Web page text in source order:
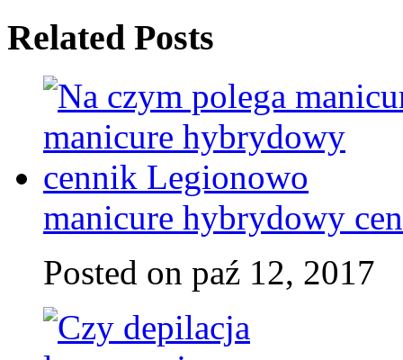
Related Posts
manicure hybrydowy
Posted on paź 12, 2017